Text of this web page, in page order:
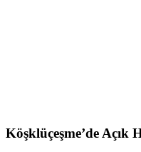
Köşklüçeşme’de Açık